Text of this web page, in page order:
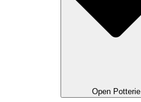
Open Potterie